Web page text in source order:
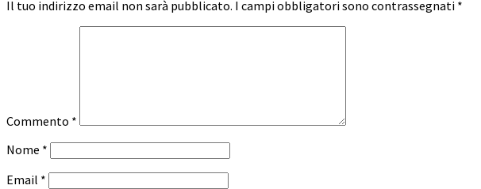
Il tuo indirizzo email non sarà pubblicato. I campi obbligatori sono contrassegnati *
Commento *
Nome *
Email *